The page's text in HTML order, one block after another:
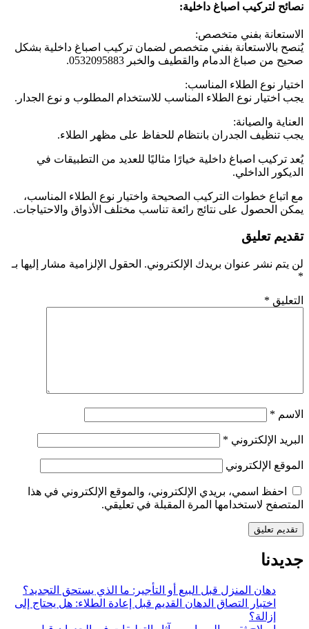
نصائح لتركيب اصباغ داخلية:
الاستعانة بفني متخصص:
يُنصح بالاستعانة بفني متخصص لضمان تركيب اصباغ داخلية بشكل
صحيح من صباغ الدمام والقطيف والخبر 0532095883.
اختيار نوع الطلاء المناسب:
يجب اختيار نوع الطلاء المناسب للاستخدام المطلوب و نوع الجدار.
العناية والصيانة:
يجب تنظيف الجدران بانتظام للحفاظ على مظهر الطلاء.
يُعد تركيب اصباغ داخلية خيارًا مثاليًا للعديد من التطبيقات في
الديكور الداخلي.
مع اتباع خطوات التركيب الصحيحة واختيار نوع الطلاء المناسب،
يمكن الحصول على نتائج رائعة تناسب مختلف الأذواق والاحتياجات.
تقديم تعليق
لن يتم نشر عنوان بريدك الإلكتروني. الحقول الإلزامية مشار إليها بـ
*
التعليق *
الاسم *
البريد الإلكتروني *
الموقع الإلكتروني
احفظ اسمي، بريدي الإلكتروني، والموقع الإلكتروني في هذا
المتصفح لاستخدامها المرة المقبلة في تعليقي.
جديدنا
دهان المنزل قبل البيع أو التأجير: ما الذي يستحق التجديد؟
اختبار التصاق الدهان القديم قبل إعادة الطلاء: هل يحتاج إلى
إزالة؟